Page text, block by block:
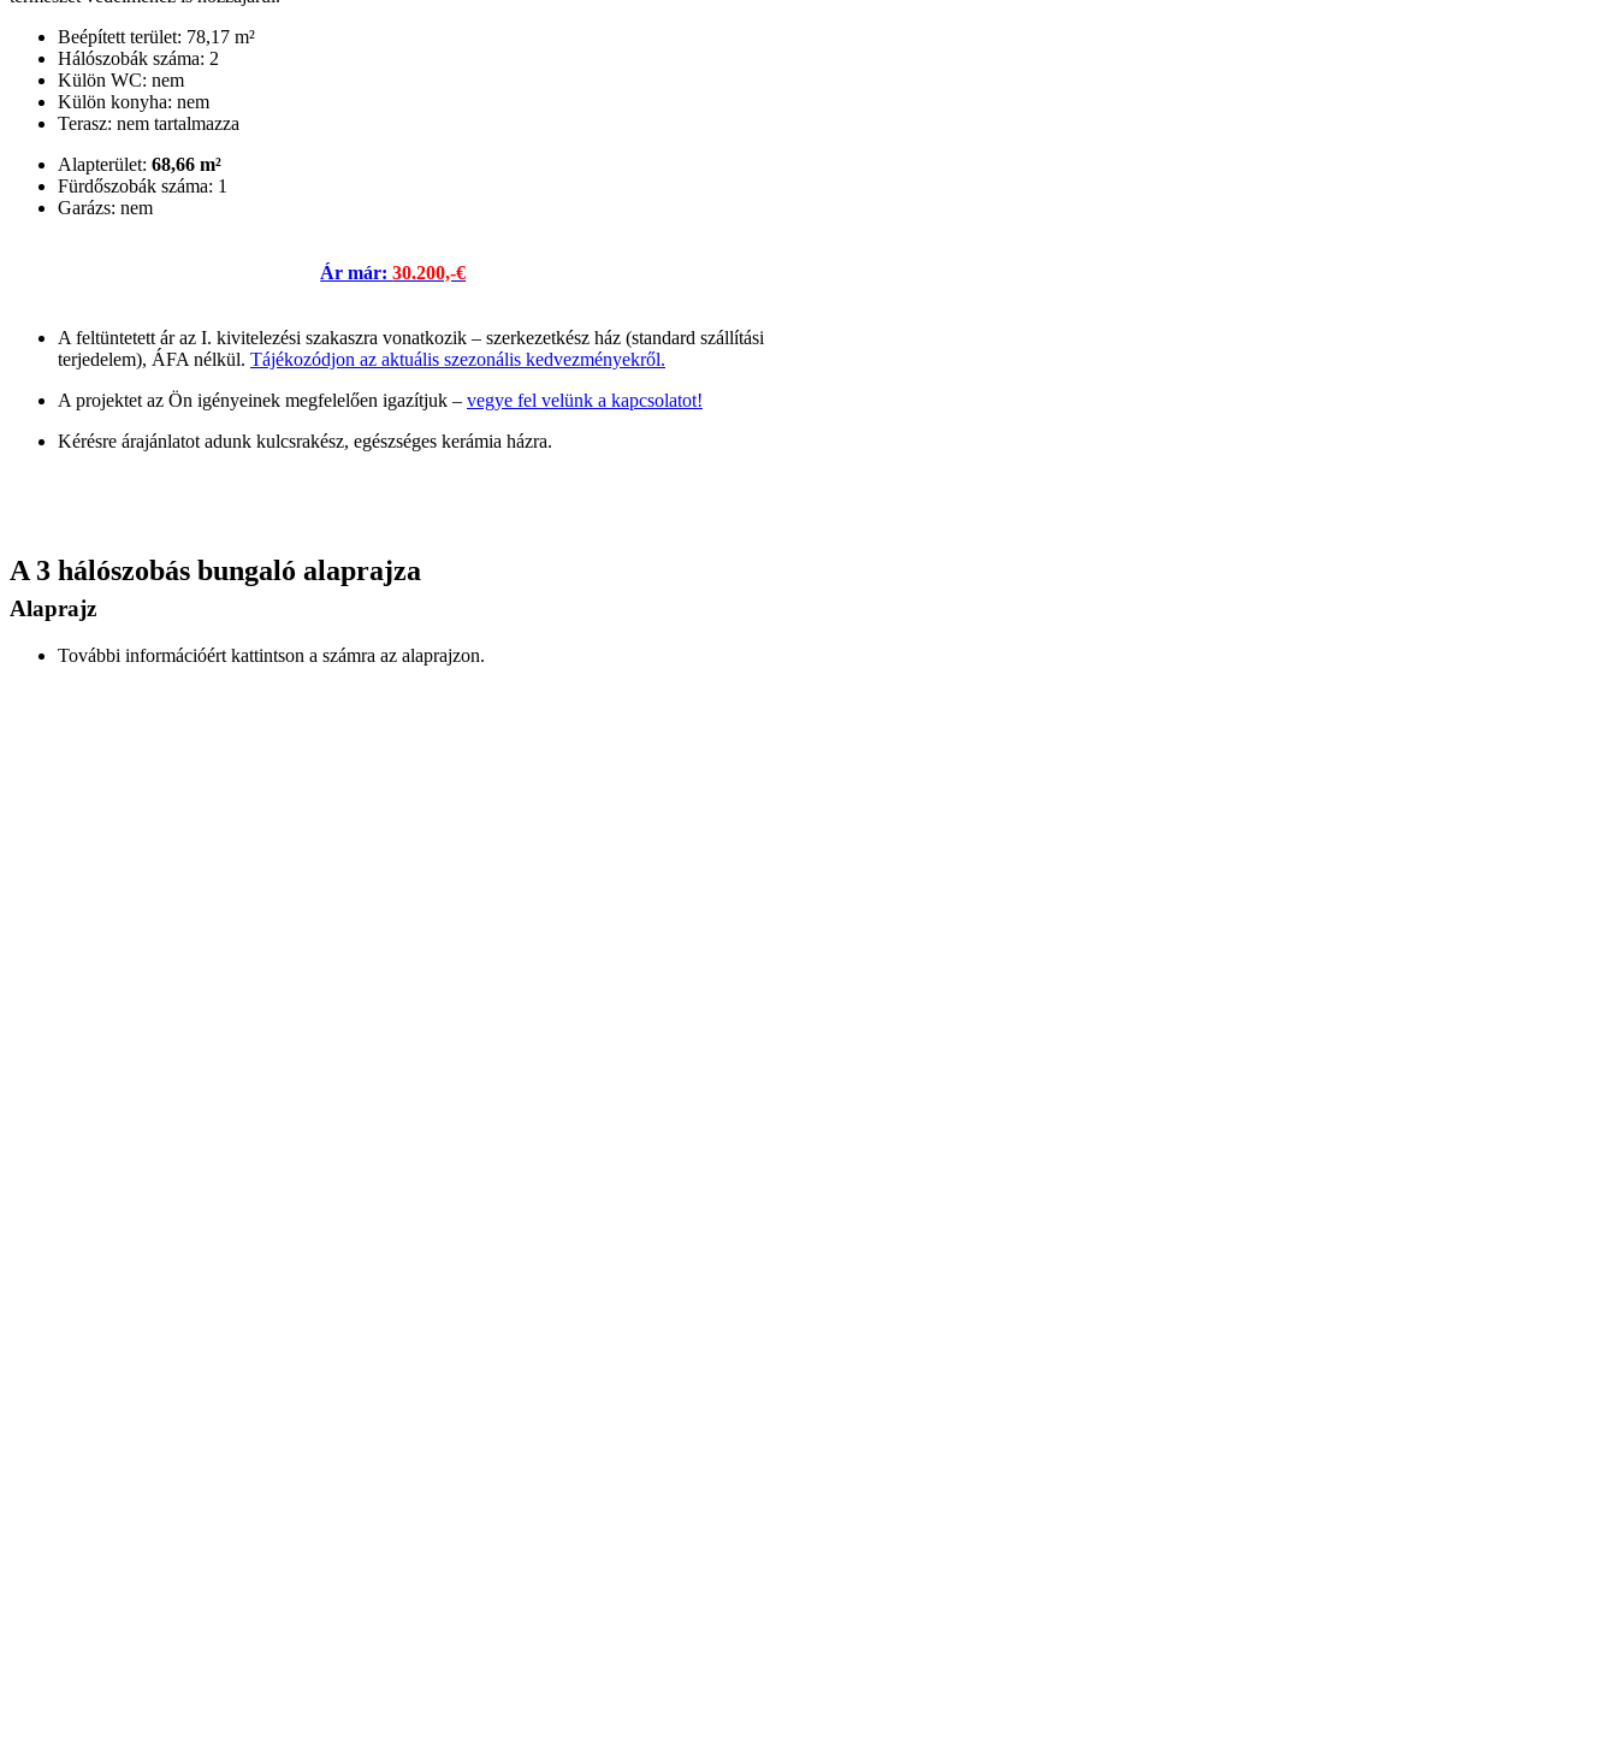
Beépített terület: 78,17 m²
Hálószobák száma: 2
Külön WC: nem
Külön konyha: nem
Terasz: nem tartalmazza
Alapterület: 68,66 m²
Fürdőszobák száma: 1
Garázs: nem
Ár már:30.200,-€
A feltüntetett ár az I. kivitelezési szakaszra vonatkozik – szerkezetkész ház (standard szállítási
terjedelem), ÁFA nélkül. Tájékozódjon az aktuális szezonális kedvezményekről.
A projektet az Ön igényeinek megfelelően igazítjuk – vegye fel velünk a kapcsolatot!
Kérésre árajánlatot adunk kulcsrakész, egészséges kerámia házra.
A 3 hálószobás bungaló alaprajza
Alaprajz
További információért kattintson a számra az alaprajzon.